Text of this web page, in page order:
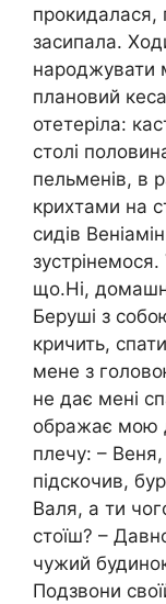
прокидалася,
засипала.
народжувати
плановий
отетеріла:
столі
пельменів, в
крихтами на
сидів
що.Ні,
Беруші з
кричить,
мене з
не дає мені
ображає мою
плечу: –
підскочив,
Валя, а ти
стоїш? –
чужий
Подзвони